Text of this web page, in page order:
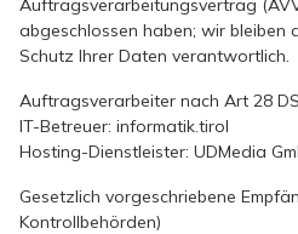
Auftragsverarbeitungsvertrag
abgeschlossen haben; wir bleiben
Schutz Ihrer Daten verantwortlich.
Auftragsverarbeiter nach Art 28
IT-Betreuer: informatik.tirol
Hosting-Dienstleister: UDMedia
Gesetzlich vorgeschriebene
Kontrollbehörden)